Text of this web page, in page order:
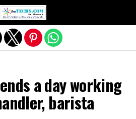
a day working
barista
mobile version